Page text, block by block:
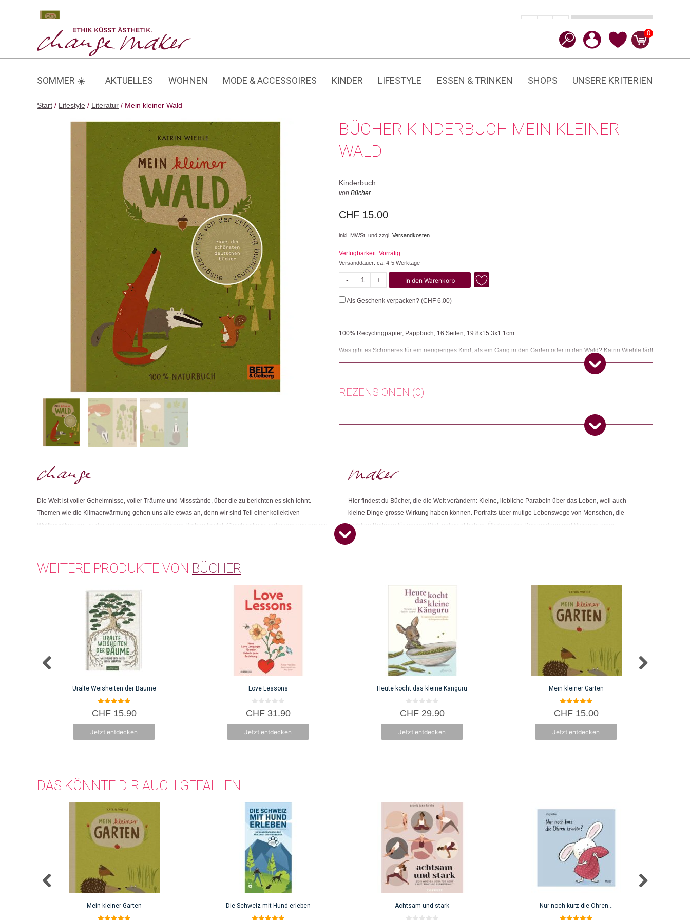
0
SOMMER ☀️ AKTUELLES WOHNEN MODE & ACCESSOIRES KINDER LIFESTYLE ESSEN & TRINKEN SHOPS UNSERE KRITERIEN
Start / Lifestyle / Literatur / Mein kleiner Wald
BÜCHER KINDERBUCH MEIN KLEINER
WALD
Kinderbuch
von Bücher
CHF 15.00
inkl. MWSt. und zzgl. Versandkosten
Verfügbarkeit: Vorrätig
Versanddauer: ca. 4-5 Werktage
-
kleiner
Wald
+ In den Warenkorb
Als Geschenk verpacken? (CHF 6.00)
100% Recyclingpapier, Pappbuch, 16 Seiten, 19.8x15.3x1.1cm
Was gibt es Schöneres für ein neugieriges Kind, als ein Gang in den Garten oder in den Wald? Katrin Wiehle lädt
ein zu einem Streifzug durch die nahe und ferne Natur, die sie mit kurzen Texten unter die Lupe nimmt und
anhand wichtiger Kriterien wie Kontraste, Vergleiche und Formen kindgerecht darstellt. Die neuen Naturbücher
so ein rundum stimmiges Konzept, das ganz den Nerv der Zeit trifft ? Naturbücher von innen und aussen!
Dieses Produkt weiterempfehlen:
REZENSIONEN (0)
Die Welt ist voller Geheimnisse, voller Träume und Missstände, über die zu berichten es sich lohnt.
Themen wie die Klimaerwärmung gehen uns alle etwas an, denn wir sind Teil einer kollektiven
Weltbevölkerung, zu der jeder von uns einen kleinen Beitrag leistet. Gleichzeitig ist jeder von uns nur ein
Hier findest du Bücher, die die Welt verändern: Kleine, liebliche Parabeln über das Leben, weil auch
kleine Dinge grosse Wirkung haben können. Portraits über mutige Lebenswege von Menschen, die
wichtige Beiträge für unsere Welt geleistet haben. Ökologische Designideen und Visionen einer
grüneren Welt. Aber auch Kinderbücher, Rezeptbücher und aufschlussreiche Literatur, die dich
WEITERE PRODUKTE VON BÜCHER
Uralte Weisheiten der Bäume
5.00
von 5
CHF15.90
Jetzt entdecken
Love Lessons
0
v
5
CHF31.90
Jetzt entdecken
Heute kocht das kleine Känguru
0
v
5
CHF29.90
Jetzt entdecken
Mein kleiner Garten
5.00
von 5
CHF15.00
Jetzt entdecken
DAS KÖNNTE DIR AUCH GEFALLEN
Mein kleiner Garten Die Schweiz mit Hund erleben Achtsam und stark Nur noch kurz die Ohren…